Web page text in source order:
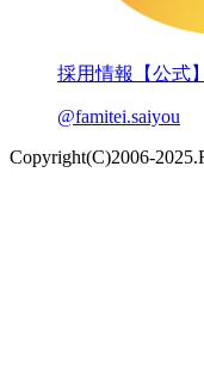
採用情報【公式】
@famitei.saiyou
Copyright(C)2006-